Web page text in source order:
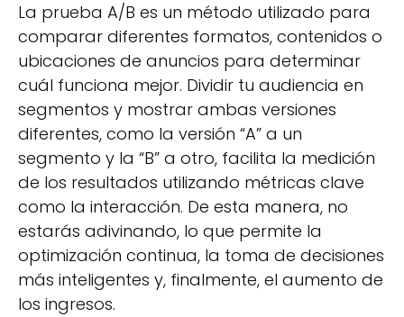
La prueba A/B es un método utilizado para
comparar diferentes formatos, contenidos o
ubicaciones de anuncios para determinar
cuál funciona mejor. Dividir tu audiencia en
segmentos y mostrar ambas versiones
diferentes, como la versión “A” a un
segmento y la “B” a otro, facilita la medición
de los resultados utilizando métricas clave
como la interacción. De esta manera, no
estarás adivinando, lo que permite la
optimización continua, la toma de decisiones
más inteligentes y, finalmente, el aumento de
los ingresos.